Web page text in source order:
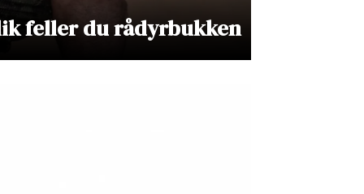
feller du rådyrbukken